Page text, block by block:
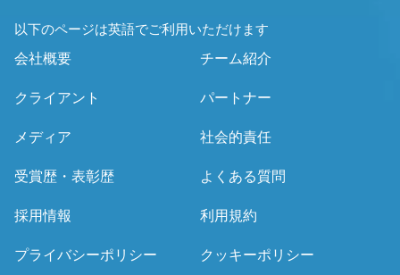
以下のページは英語でご利用いただけます
会社概要
チーム紹介
クライアント パートナー
メディア 社会的責任
受賞歴・表彰歴 よくある質問
採用情報 利用規約
プライバシーポリシー クッキーポリシー